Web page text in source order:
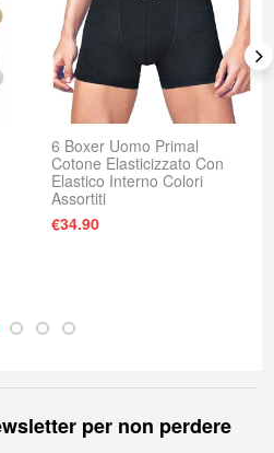
€18.00.
è: €13.00.
6 Boxer Uomo Primal
Cotone Elasticizzato Con
Elastico Interno Colori
Assortiti
€34.90
per non perdere